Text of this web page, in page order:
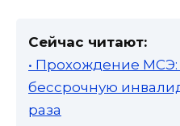
Сейчас читают:
• Прохождение
бессрочную
раза